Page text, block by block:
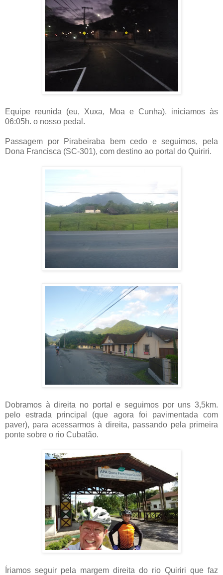
Equipe reunida (eu, Xuxa, Moa e Cunha), iniciamos às
06:05h. o nosso pedal.
Passagem por Pirabeiraba bem cedo e seguimos, pela
Dona Francisca (SC-301), com destino ao portal do Quiriri.
Dobramos à direita no portal e seguimos por uns 3,5km.
pelo estrada principal (que agora foi pavimentada com
paver), para acessarmos à direita, passando pela primeira
ponte sobre o rio Cubatão.
Íriamos seguir pela margem direita do rio Quiriri que faz